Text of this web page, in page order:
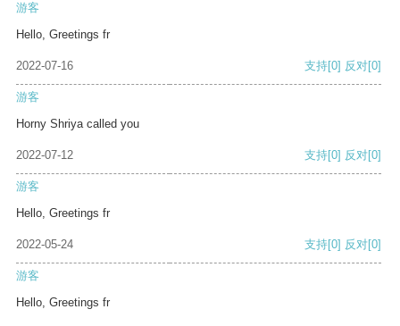
游客
Hello, Greetings fr
2022-07-16 支持[0] 反对[0]
游客
Horny Shriya called you
2022-07-12 支持[0] 反对[0]
游客
Hello, Greetings fr
2022-05-24 支持[0] 反对[0]
游客
Hello, Greetings fr